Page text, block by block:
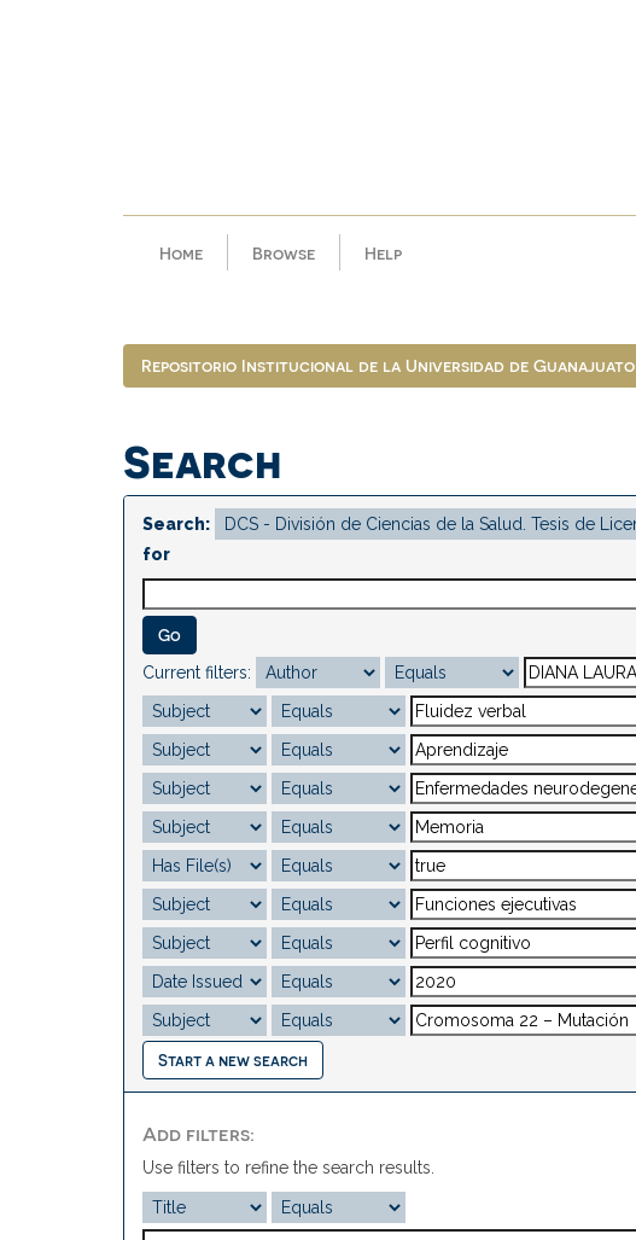
Home Browse Help
Repositorio Institucional de la Universidad de Guanajuato
Search
Search:
for
Current filters:
Start a new search
Add filters:
Use filters to refine the search results.